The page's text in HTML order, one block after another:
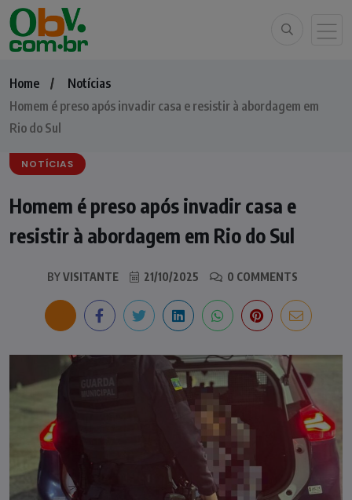
Home
Notícias
Homem é preso após invadir casa e resistir à abordagem em
Rio do Sul
NOTÍCIAS
Homem é preso após invadir casa e
resistir à abordagem em Rio do Sul
BYVISITANTE 21/10/2025 0 COMMENTS